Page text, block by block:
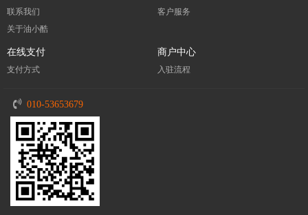
联系我们
关于油小酷
客户服务
在线支付
支付方式
商户中心
入驻流程
010-53653679